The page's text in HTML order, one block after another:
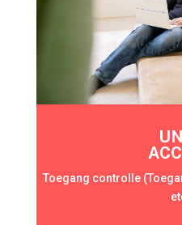
Toegang controlle